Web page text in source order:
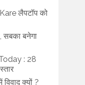
लैपटॉप को
बनेगा
: 28
विवाद क्यों ?